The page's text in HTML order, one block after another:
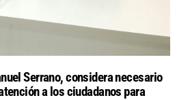
Serrano, considera necesario
a los ciudadanos para